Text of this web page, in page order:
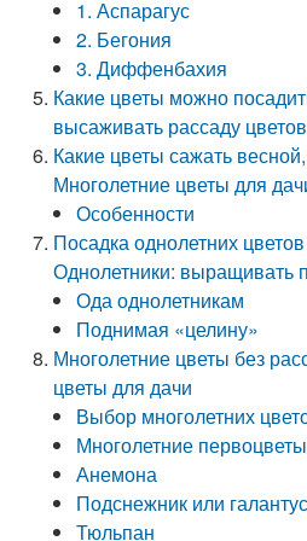
1. Аспарагус
2. Бегония
3. Диффенбахия
Какие цветы можно
высаживать рассаду
Какие цветы сажать
Многолетние цветы для
Особенности
Посадка однолетних
Однолетники: выращивать
Ода однолетникам
Поднимая «целину»
Многолетние цветы без
цветы для дачи
Выбор многолетних
Многолетние первоцветы
Анемона
Подснежник или галантус
Тюльпан